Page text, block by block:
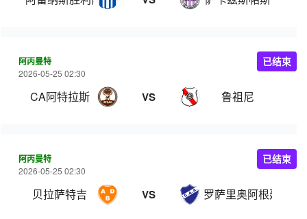
阿丙曼特
2026-05-25 02:30
CA阿特拉斯 VS 鲁祖尼
已结束
阿丙曼特
2026-05-25 02:30
贝拉萨特吉 VS 罗萨里奥阿根廷
已结束